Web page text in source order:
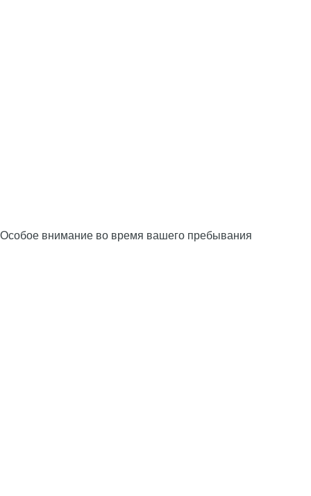
Особое внимание во время вашего пребывания